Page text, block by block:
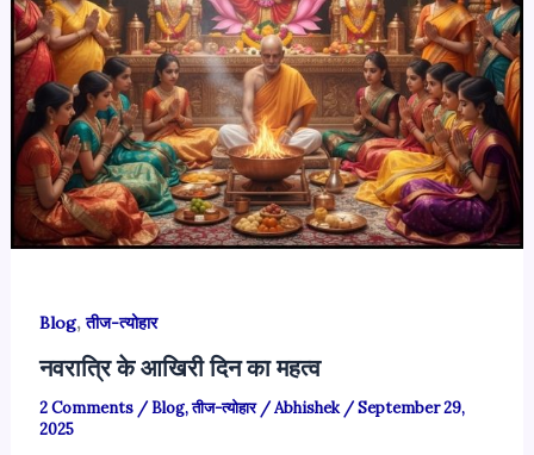
वेबसाइट
पर
जाने
की
ज़रूरत
ही
न
पड़े
Blog,तीज-त्योहार
नवरात्रि के आखिरी दिन का महत्व
2 Comments /Blog,तीज-त्योहार/Abhishek /September 29,
2025